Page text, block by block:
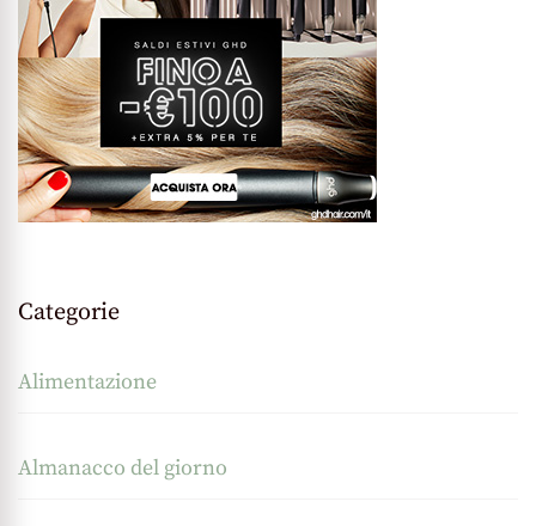
Categorie
Alimentazione
Almanacco del giorno